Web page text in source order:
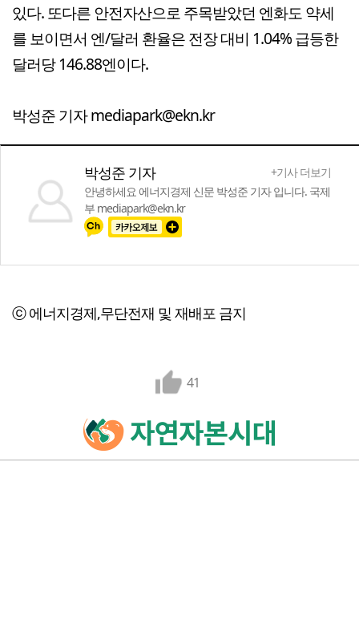
있다. 또다른 안전자산으로 주목받았던 엔화도 약세
를 보이면서 엔/달러 환율은 전장 대비 1.04% 급등한
달러당 146.88엔이다.
박성준 기자 mediapark@ekn.kr
박성준 기자
+기사 더보기
안녕하세요 에너지경제 신문 박성준 기자 입니다. 국제
부 mediapark@ekn.kr
ⓒ 에너지경제,무단전재 및 재배포 금지
41